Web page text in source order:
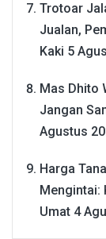
Trotoar
Jualan,
Kaki 5
Mas Dhito
Jangan
Agustus
Harga
Mengintai:
Umat 4